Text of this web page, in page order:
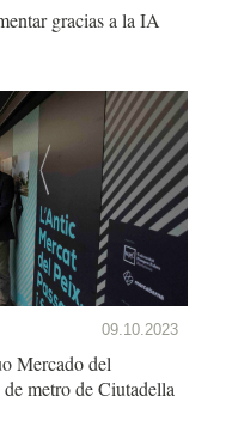
gracias a la IA
09.10.2023
Mercado del
metro de Ciutadella